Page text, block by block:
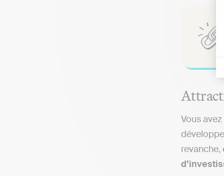
Vous
revanche,